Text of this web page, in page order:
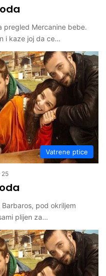
pregled Mercanine bebe.
i kaze joj da ce…
Vatrene ptice
25
pod okriljem
plijen za…